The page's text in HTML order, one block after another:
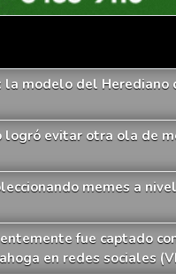
la modelo del Herediano
logró evitar otra ola de
memes a nivel
fue captado
en redes sociales